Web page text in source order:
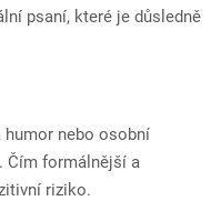
psaní, které je důsledně
humor nebo osobní
Čím formálnější a
riziko.